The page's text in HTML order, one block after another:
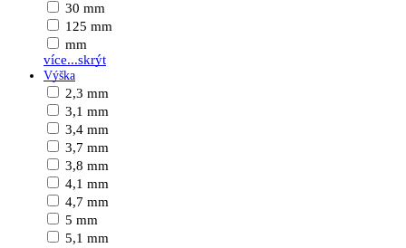
30 mm
125 mm
mm
více...skrýt
Výška
2,3 mm
3,1 mm
3,4 mm
3,7 mm
3,8 mm
4,1 mm
4,7 mm
5 mm
5,1 mm